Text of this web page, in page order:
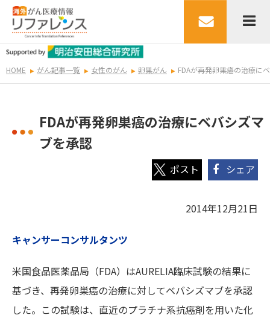
HOME がん記事一覧 女性のがん 卵巣がん FDAが再発卵巣癌の治療に
FDAが再発卵巣癌の治療にベバシズマ
ブを承認
シェア
2014年12月21日
キャンサーコンサルタンツ
米国食品医薬品局（FDA）はAURELIA臨床試験の結果に
基づき、再発卵巣癌の治療に対してベバシズマブを承認
した。この試験は、直近のプラチナ系抗癌剤を用いた化